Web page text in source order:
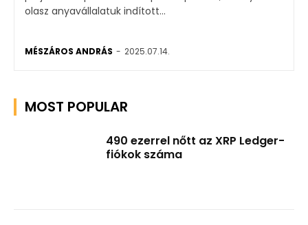
olasz anyavállalatuk indított...
MÉSZÁROS ANDRÁS - 2025.07.14.
MOST POPULAR
490 ezerrel nőtt az XRP Ledger-
fiókok száma